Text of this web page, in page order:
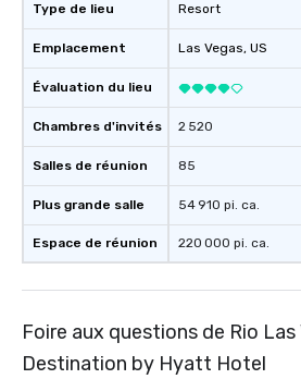
Type de lieu
Emplacement
Évaluation du lieu
Chambres d'invités
Salles de réunion
Plus grande salle
Espace de réunion
Resort
Las Vegas, US
2 520
85
54 910 pi. ca.
220 000 pi. ca.
Foire aux questions de Rio Las
Destination by Hyatt Hotel